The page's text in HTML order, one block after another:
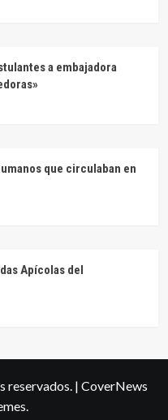
a embajadora
que circulaban en
Apícolas del
reservados. | CoverNews